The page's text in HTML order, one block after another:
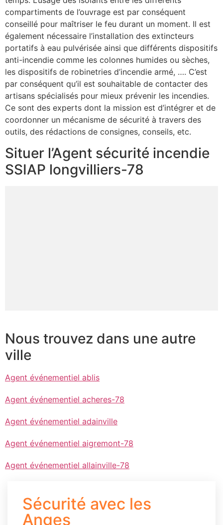
compartiments de l’ouvrage est par conséquent
conseillé pour maîtriser le feu durant un moment. Il est
également nécessaire l’installation des extincteurs
portatifs à eau pulvérisée ainsi que différents dispositifs
anti-incendie comme les colonnes humides ou sèches,
les dispositifs de robinetries d’incendie armé, …. C’est
par conséquent qu’il est souhaitable de contacter des
artisans spécialisés pour mieux prévenir les incendies.
Ce sont des experts dont la mission est d’intégrer et de
coordonner un mécanisme de sécurité à travers des
outils, des rédactions de consignes, conseils, etc.
Situer l’Agent sécurité incendie
SSIAP longvilliers-78
Nous trouvez dans une autre
ville
Agent événementiel ablis
Agent événementiel acheres-78
Agent événementiel adainville
Agent événementiel aigremont-78
Agent événementiel allainville-78
Sécurité avec les
Anges